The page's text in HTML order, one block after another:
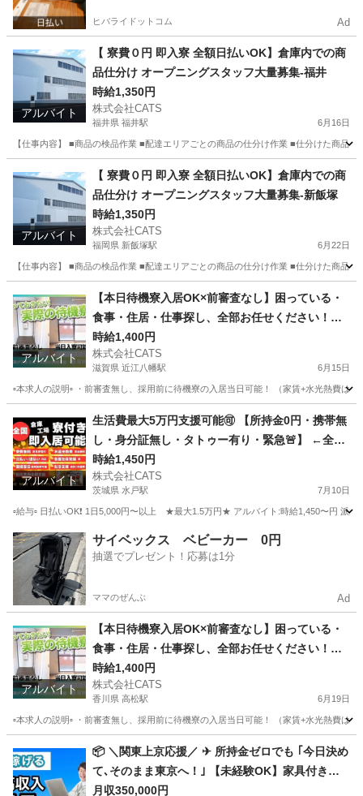
ヒバライドットコム Ad
アルバイト
【 寮費０円 即入寮 全額日払いOK】倉庫内での商
品仕分け オープニングスタッフ大量募集-福井
時給1,350円
株式会社CATS
福井県 福井駅 6月16日
【仕事内容】 ■商品の検品作業 ■配達エリアごとの商品の仕分け作業 ■仕分けた商品
福井駅 仕分け オープニング
アルバイト
【 寮費０円 即入寮 全額日払いOK】倉庫内での商
品仕分け オープニングスタッフ大量募集-新飯塚
時給1,350円
株式会社CATS
福岡県 新飯塚駅 6月22日
【仕事内容】 ■商品の検品作業 ■配達エリアごとの商品の仕分け作業 ■仕分けた商品
新飯塚駅 仕分け オープニング
アルバイト
【本日待機寮入居OK×前審査なし】困っている・
食事・住居・仕事探し、全部お任せください！◎
完全サポート版◎軽作業-近江八幡
時給1,400円
株式会社CATS
滋賀県 近江八幡駅 6月15日
▫️本求人の説明▫️ ・前審査無し、採用前に待機寮の入居当日可能！ （家賃+水光熱費は
近江八幡市 近江八幡駅 仕分け 時給
アルバイト
生活費最大5万円支援可能🉑 【所持金0円・携帯無
し・身分証無し・タトゥー有り・緊急🚨】 ←全て
応募OKです★工場内軽作業スタッフ（アルバイ
ト・派遣・契約社員）-水戸
時給1,450円
株式会社CATS
茨城県 水戸駅 7月10日
▫️給与▫️ 日払いOK❗️ 1日5,000円〜以上 ★最大1.5万円★ アルバイト:時給1,450〜円 派
茨城 水戸市 水戸駅 仕分け ライン
サイベックス ベビーカー 0円
抽選でプレゼント！応募は1分
ママのぜんぶ Ad
アルバイト
【本日待機寮入居OK×前審査なし】困っている・
食事・住居・仕事探し、全部お任せください！◎
完全サポート版◎軽作業-高松
時給1,400円
株式会社CATS
香川県 高松駅 6月19日
▫️本求人の説明▫️ ・前審査無し、採用前に待機寮の入居当日可能！ （家賃+水光熱費は
高松駅 仕分け 給料
📦 ＼関東上京応援／ ✈ 所持金ゼロでも ｢今日決め
て､そのまま東京へ！｣ 【未経験OK】家具付き寮
＆日払いで月収35万以上も◎-神奈川県版
月収350,000円